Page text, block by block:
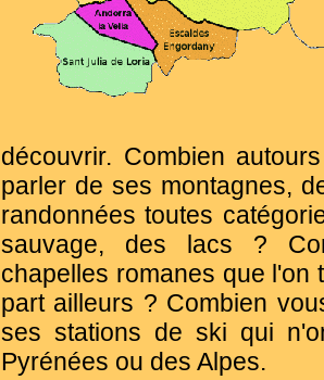
découvrir. Combien
parler de ses montagnes,
randonnées toutes
sauvage, des lacs ?
chapelles romanes que l'on
part ailleurs ? Combien
ses stations de ski qui
Pyrénées ou des Alpes.